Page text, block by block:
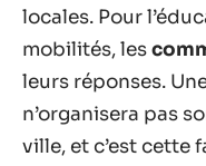
locales. Pour
mobilités, les
leurs réponses.
n’organisera pas
ville, et c’est cette